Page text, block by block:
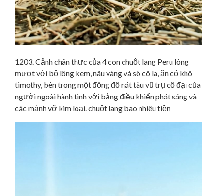
1203. Cảnh chân thực của 4 con chuột lang Peru lông
mượt với bộ lông kem, nâu vàng và sô cô la, ăn cỏ khô
timothy, bên trong một đống đổ nát tàu vũ trụ cổ đại của
người ngoài hành tinh với bảng điều khiển phát sáng và
các mảnh vỡ kim loại. chuột lang bao nhiêu tiền